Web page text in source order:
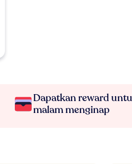
Dapatkan reward
malam menginap